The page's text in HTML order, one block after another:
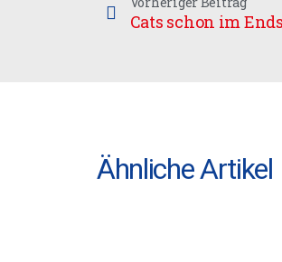
Cats schon im
Ähnliche Artikel